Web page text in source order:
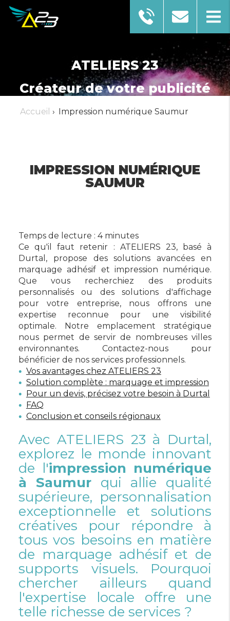
ATELIERS 23
Créateur de votre publicité
EN SAVOIR PLUS
Accueil › Impression numérique Saumur
IMPRESSION NUMÉRIQUE
SAUMUR
Temps de lecture : 4 minutes
Ce qu'il faut retenir : ATELIERS 23, basé à
Durtal, propose des solutions avancées en
marquage adhésif et impression numérique.
Que vous recherchiez des produits
personnalisés ou des solutions d'affichage
pour votre entreprise, nous offrons une
expertise reconnue pour une visibilité
optimale. Notre emplacement stratégique
nous permet de servir de nombreuses villes
environnantes. Contactez-nous pour
bénéficier de nos services professionnels.
Vos avantages chez ATELIERS 23
Solution complète : marquage et impression
Pour un devis, précisez votre besoin à Durtal
FAQ
Conclusion et conseils régionaux
Avec ATELIERS 23 à Durtal,
explorez le monde innovant
de l'impression numérique
à Saumurqui allie qualité
supérieure, personnalisation
exceptionnelle et solutions
créatives pour répondre à
tous vos besoins en matière
de marquage adhésif et de
supports visuels. Pourquoi
chercher ailleurs quand
l'expertise locale offre une
telle richesse de services ?